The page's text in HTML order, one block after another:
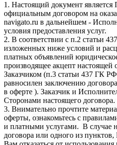
1. Настоящий документ
официальным договором на
navigato.ru в дальнейшем -
условия предоставления услуг.
2. В соответствии с п.2 статьи
изложенных ниже условий и
платных объявлений
производящее акцепт настоящей
Заказчиком (п.3 статьи 437 ГК
равносилен заключению
в оферте ). Заказчик и
Сторонами настоящего договора.
3. Внимательно прочтите
оферты, ознакомьтесь с
и платными услугами. В случае
договора или одного из